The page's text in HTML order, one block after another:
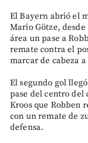
El Bayern abrió el
Mario Götze,
área un pase a
remate contra el
marcar de cabeza
El segundo gol
pase del centro del
Kroos que Robben
con un remate de
defensa.